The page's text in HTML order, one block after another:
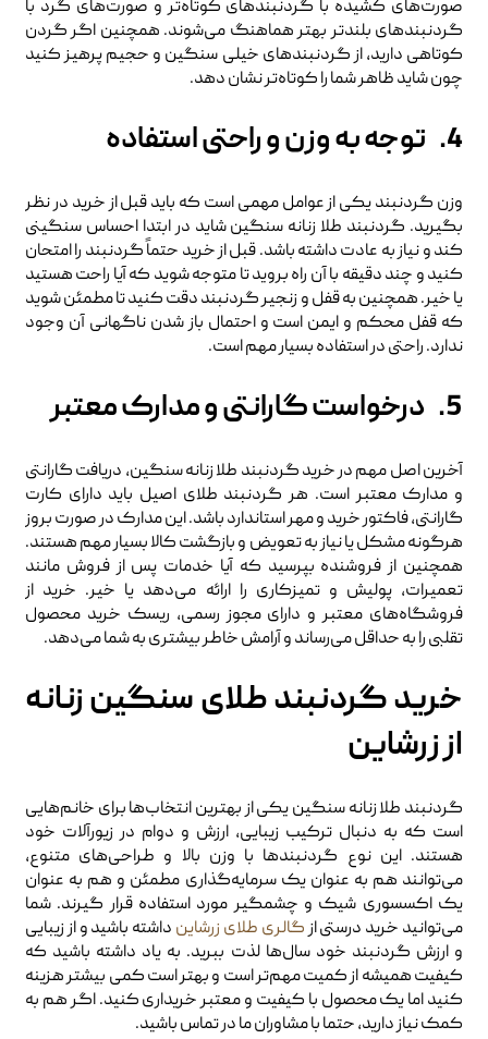
صورت‌های کشیده با گردنبندهای کوتاه‌تر و صورت‌های گرد با
گردنبندهای بلندتر بهتر هماهنگ می‌شوند. همچنین اگر گردن
کوتاهی دارید، از گردنبندهای خیلی سنگین و حجیم پرهیز کنید
چون شاید ظاهر شما را کوتاه‌تر نشان دهد.
4. توجه به وزن و راحتی استفاده
وزن گردنبند یکی از عوامل مهمی است که باید قبل از خرید در نظر
بگیرید. گردنبند طلا زنانه سنگین شاید در ابتدا احساس سنگینی
کند و نیاز به عادت داشته باشد. قبل از خرید حتماً گردنبند را امتحان
کنید و چند دقیقه با آن راه بروید تا متوجه شوید که آیا راحت هستید
یا خیر. همچنین به قفل و زنجیر گردنبند دقت کنید تا مطمئن شوید
که قفل محکم و ایمن است و احتمال باز شدن ناگهانی آن وجود
ندارد. راحتی در استفاده بسیار مهم است.
5. درخواست گارانتی و مدارک معتبر
آخرین اصل مهم در خرید گردنبند طلا زنانه سنگین، دریافت گارانتی
و مدارک معتبر است. هر گردنبند طلای اصیل باید دارای کارت
گارانتی، فاکتور خرید و مهر استاندارد باشد. این مدارک در صورت بروز
هرگونه مشکل یا نیاز به تعویض و بازگشت کالا بسیار مهم هستند.
همچنین از فروشنده بپرسید که آیا خدمات پس از فروش مانند
تعمیرات، پولیش و تمیزکاری را ارائه می‌دهد یا خیر. خرید از
فروشگاه‌های معتبر و دارای مجوز رسمی، ریسک خرید محصول
تقلبی را به حداقل می‌رساند و آرامش خاطر بیشتری به شما می‌دهد.
خرید گردنبند طلای سنگین زنانه
از زرشاین
گردنبند طلا زنانه سنگین یکی از بهترین انتخاب‌ها برای خانم‌هایی
است که به دنبال ترکیب زیبایی، ارزش و دوام در زیورآلات خود
هستند. این نوع گردنبندها با وزن بالا و طراحی‌های متنوع،
می‌توانند هم به عنوان یک سرمایه‌گذاری مطمئن و هم به عنوان
یک اکسسوری شیک و چشمگیر مورد استفاده قرار گیرند. شما
می‌توانید خرید درستی ازگالری طلای زرشاین داشته باشید و از زیبایی
و ارزش گردنبند خود سال‌ها لذت ببرید. به یاد داشته باشید که
کیفیت همیشه از کمیت مهم‌تر است و بهتر است کمی بیشتر هزینه
کنید اما یک محصول با کیفیت و معتبر خریداری کنید. اگر هم به
کمک نیاز دارید، حتما با مشاوران ما در تماس باشید.